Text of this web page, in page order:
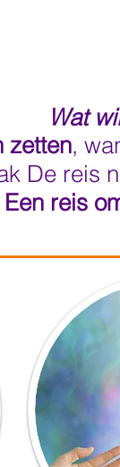
Wat
zetten,
De reis
Een reis